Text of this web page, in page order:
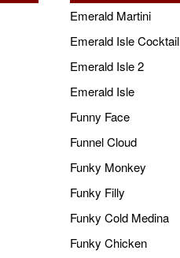
Emerald Martini
Emerald Isle Cocktail
Emerald Isle 2
Emerald Isle
Funny Face
Funnel Cloud
Funky Monkey
Funky Filly
Funky Cold Medina
Funky Chicken